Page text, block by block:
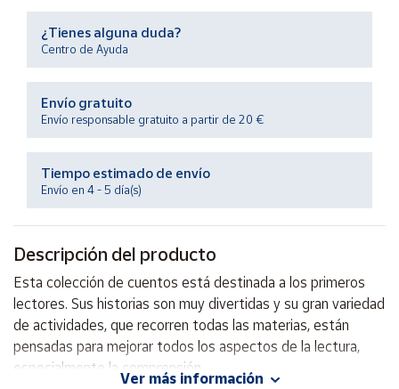
Productos
Solidarios
Ayuda
Centro
Contacto
Vendedores
Mapa de
Hazte
vendedor
Área
¿Tienes alguna duda?
Centro de Ayuda
Envío gratuito
Envío responsable gratuito a partir de 20 €
Tiempo estimado de envío
Envío en 4 - 5 día(s)
Descripción del producto
Esta colección de cuentos está destinada a los primeros
lectores. Sus historias son muy divertidas y su gran variedad
de actividades, que recorren todas las materias, están
pensadas para mejorar todos los aspectos de la lectura,
especialmente la comprensión.
Ver más información